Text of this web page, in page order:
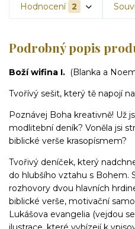
Hodnocení 2
Podrobný popis
Boží wifina I. (Blanka a
Tvořívý sešit, který tě napojí
Poznávej Boha kreativně! Už
modlitební deník? Voněla jsi
biblické verše krasopísmem?
Tvořivý deníček, který
do hlubšího vztahu s Bohem.
rozhovory dvou hlavních
biblické verše, motivační
Lukášova evangelia (vejdou